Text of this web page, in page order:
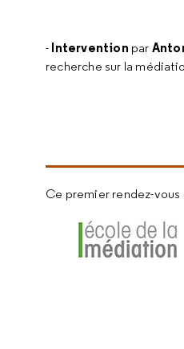
- Intervention par
recherche sur la
Ce premier rendez-vous